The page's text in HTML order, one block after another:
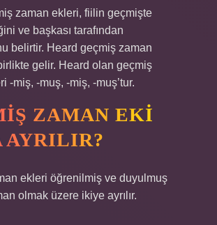
zaman ekleri, fiilin geçmişte
ve başkası tarafından
belirtir. Heard geçmiş zaman
gelir. Heard olan geçmiş
-miş, -muş, -miş, -muş’tur.
ZAMAN EKI
AYRILIR?
ekleri öğrenilmiş ve duyulmuş
olmak üzere ikiye ayrılır.